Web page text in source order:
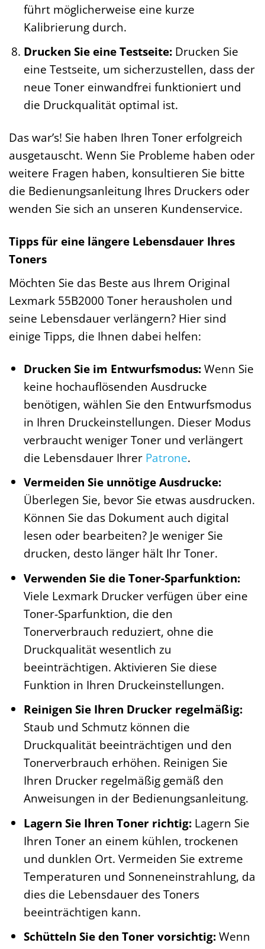
führt möglicherweise eine kurze
Kalibrierung durch.
Drucken Sie eine Testseite:Drucken Sie
eine Testseite, um sicherzustellen, dass der
neue Toner einwandfrei funktioniert und
die Druckqualität optimal ist.
Das war’s! Sie haben Ihren Toner erfolgreich
ausgetauscht. Wenn Sie Probleme haben oder
weitere Fragen haben, konsultieren Sie bitte
die Bedienungsanleitung Ihres Druckers oder
wenden Sie sich an unseren Kundenservice.
Tipps für eine längere Lebensdauer Ihres
Toners
Möchten Sie das Beste aus Ihrem Original
Lexmark 55B2000 Toner herausholen und
seine Lebensdauer verlängern? Hier sind
einige Tipps, die Ihnen dabei helfen:
Drucken Sie im Entwurfsmodus:Wenn Sie
keine hochauflösenden Ausdrucke
benötigen, wählen Sie den Entwurfsmodus
in Ihren Druckeinstellungen. Dieser Modus
verbraucht weniger Toner und verlängert
die Lebensdauer Ihrer Patrone.
Vermeiden Sie unnötige Ausdrucke:
Überlegen Sie, bevor Sie etwas ausdrucken.
Können Sie das Dokument auch digital
lesen oder bearbeiten? Je weniger Sie
drucken, desto länger hält Ihr Toner.
Verwenden Sie die Toner-Sparfunktion:
Viele Lexmark Drucker verfügen über eine
Toner-Sparfunktion, die den
Tonerverbrauch reduziert, ohne die
Druckqualität wesentlich zu
beeinträchtigen. Aktivieren Sie diese
Funktion in Ihren Druckeinstellungen.
Reinigen Sie Ihren Drucker regelmäßig:
Staub und Schmutz können die
Druckqualität beeinträchtigen und den
Tonerverbrauch erhöhen. Reinigen Sie
Ihren Drucker regelmäßig gemäß den
Anweisungen in der Bedienungsanleitung.
Lagern Sie Ihren Toner richtig:Lagern Sie
Ihren Toner an einem kühlen, trockenen
und dunklen Ort. Vermeiden Sie extreme
Temperaturen und Sonneneinstrahlung, da
dies die Lebensdauer des Toners
beeinträchtigen kann.
Schütteln Sie den Toner vorsichtig:Wenn